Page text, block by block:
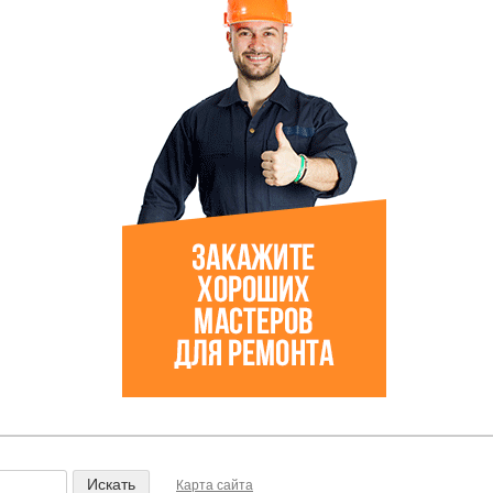
Карта сайта